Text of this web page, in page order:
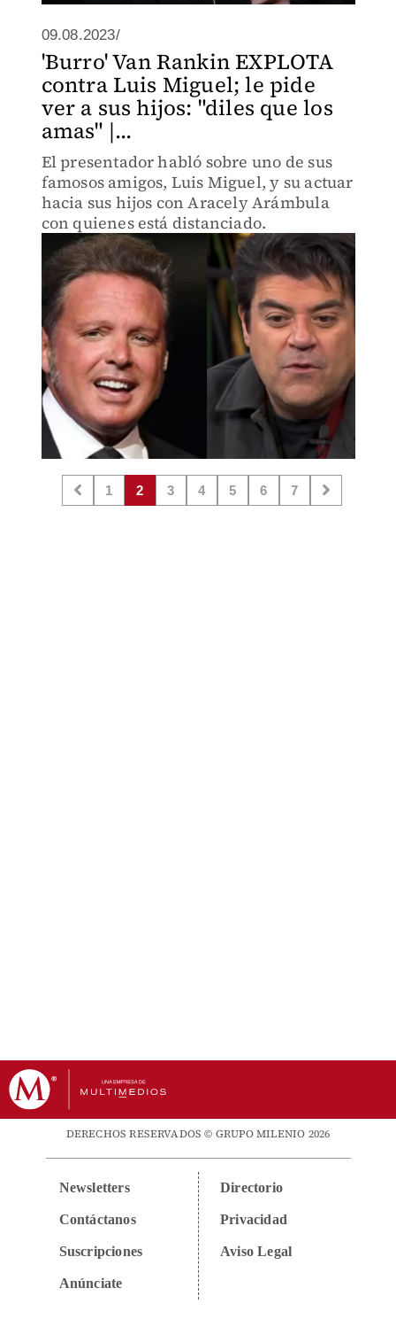
09.08.2023/
'Burro' Van Rankin EXPLOTA
contra Luis Miguel; le pide
ver a sus hijos: "diles que los
amas" |...
El presentador habló sobre uno de sus
famosos amigos, Luis Miguel, y su actuar
hacia sus hijos con Aracely Arámbula
con quienes está distanciado.
1 2 3 4 5 6 7
DERECHOS RESERVADOS © GRUPO MILENIO 2026
Newsletters
Contáctanos
Suscripciones
Anúnciate
Directorio
Privacidad
Aviso Legal